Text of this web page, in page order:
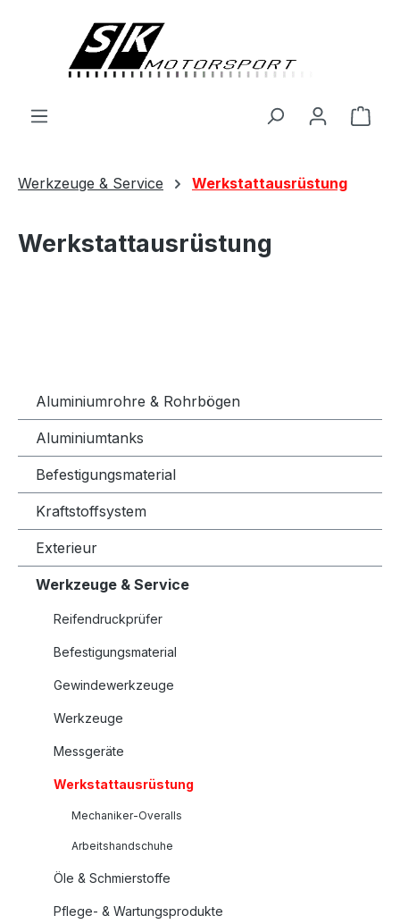
Werkzeuge & Service Werkstattausrüstung
Werkstattausrüstung
Aluminiumrohre & Rohrbögen
Aluminiumtanks
Befestigungsmaterial
Kraftstoffsystem
Exterieur
Werkzeuge & Service
Reifendruckprüfer
Befestigungsmaterial
Gewindewerkzeuge
Werkzeuge
Messgeräte
Werkstattausrüstung
Mechaniker-Overalls
Arbeitshandschuhe
Öle & Schmierstoffe
Pflege- & Wartungsprodukte